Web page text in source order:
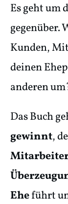
Es geht um
gegenüber.
Kunden,
deinen
anderen
Das Buch
gewinnt,
Eheführt